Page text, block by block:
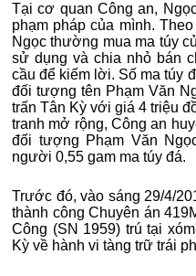
Tại cơ quan Công an,
phạm pháp của mình.
Ngọc thường mua ma túy
sử dụng và chia nhỏ bán
cầu để kiếm lời. Số ma túy
đối tượng tên Phạm Văn
trấn Tân Kỳ với giá 4 triệu
tranh mở rộng, Công an
đối tượng Phạm Văn
người 0,55 gam ma túy đá.
Trước đó, vào sáng 29/4/
thành công Chuyên án
Công (SN 1959) trú tại
Kỳ về hành vi tàng trữ trái